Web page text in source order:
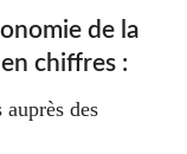
de la
chiffres :
des